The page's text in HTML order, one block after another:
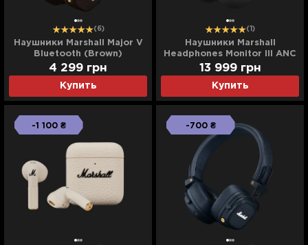
(6)
Наушники Marshall Major V
Bluetooth (Brown)
Купить
4 299 грн
(1)
Наушники Marshall
Headphones Monitor III ANC
(Black)
Купить
13 999 грн
-1 100 ₴ -700 ₴